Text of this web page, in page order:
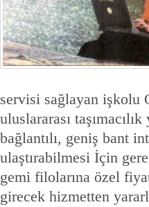
servisi sağlayan işkolu
uluslararası
bağlantılı, geniş bant
ulaştırabilmesi İçin
gemi filolarına özel
girecek hizmetten